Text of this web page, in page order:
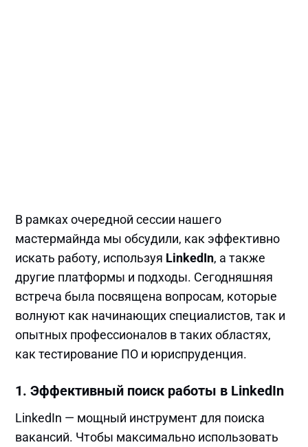
В рамках очередной сессии нашего
мастермайнда мы обсудили, как эффективно
искать работу, используя LinkedIn, а также
другие платформы и подходы. Сегодняшняя
встреча была посвящена вопросам, которые
волнуют как начинающих специалистов, так и
опытных профессионалов в таких областях,
как тестирование ПО и юриспруденция.
1.Эффективный поиск работы в LinkedIn
LinkedIn — мощный инструмент для поиска
вакансий. Чтобы максимально использовать